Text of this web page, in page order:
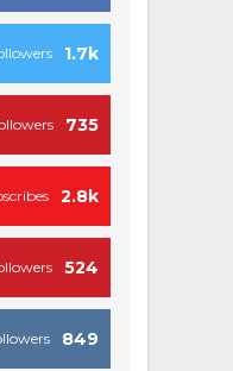
1.7k
735
2.8k
524
849